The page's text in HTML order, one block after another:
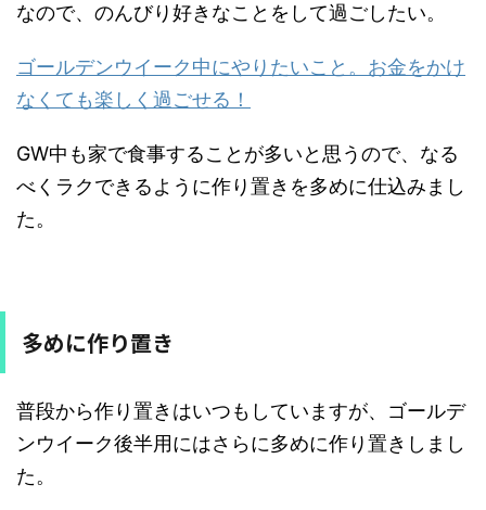
なので、のんびり好きなことをして過ごしたい。
ゴールデンウイーク中にやりたいこと。お金をかけ
なくても楽しく過ごせる！
GW中も家で食事することが多いと思うので、なる
べくラクできるように作り置きを多めに仕込みまし
た。
多めに作り置き
普段から作り置きはいつもしていますが、ゴールデ
ンウイーク後半用にはさらに多めに作り置きしまし
た。